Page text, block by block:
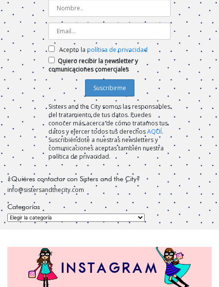
Acepto la política de privacidad
Quiero recibir la newsletter y
comunicaciones comerciales
Sisters and the City somos las responsables
del tratamiento de tus datos. Puedes
conocer más acerca de cómo tratamos tus
datos y ejercer todos tus derechosAQUÍ.
Suscribiéndote a nuestras newsletters y
comunicaciones aceptas también nuestra
política de privacidad.
¿Quiéres contactar con Sisters and the City?
info@sistersandthecity.com
Categorías
Categorías